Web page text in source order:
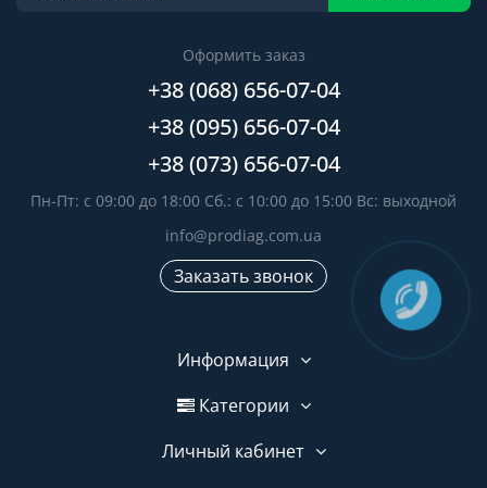
Оформить заказ
+38 (068) 656-07-04
+38 (095) 656-07-04
+38 (073) 656-07-04
Пн-Пт: с 09:00 до 18:00 Сб.: с 10:00 до 15:00 Вс: выходной
info@prodiag.com.ua
Заказать звонок
Информация
Категории
Личный кабинет